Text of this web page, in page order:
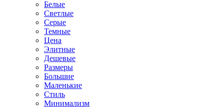
Белые
Светлые
Серые
Темные
Цена
Элитные
Дешевые
Размеры
Большие
Маленькие
Стиль
Минимализм